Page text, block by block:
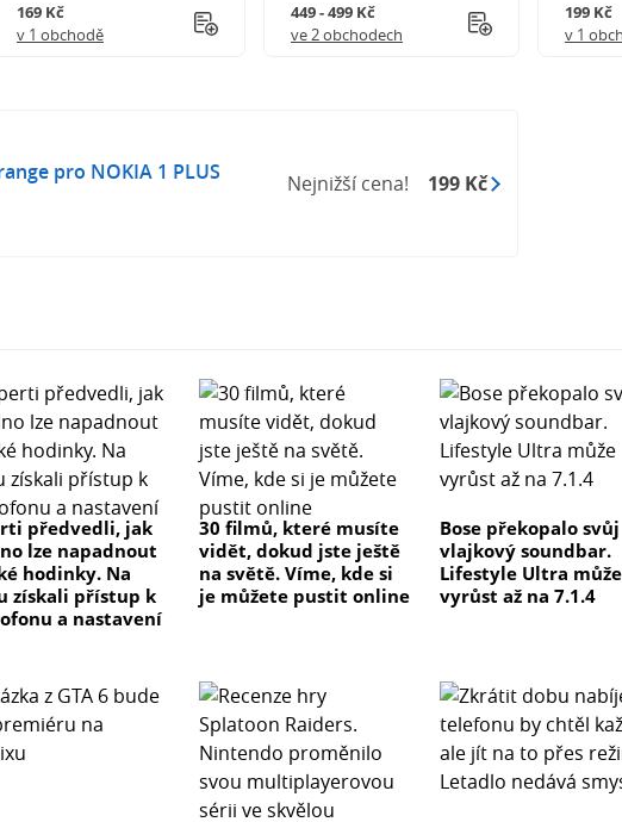
169 Kč
v 1 obchodě
449 - 499 Kč
ve 2 obchodech
199 Kč
v 1
pro NOKIA 1 PLUS
Nejnižší cena! 199 Kč
předvedli, jak
lze napadnout
hodinky. Na
získali přístup k
a nastavení
30 filmů, které musíte
vidět, dokud jste ještě
na světě. Víme, kde si
je můžete pustit online
Bose překopalo svůj
vlajkový soundbar.
Lifestyle Ultra může
vyrůst až na 7.1.4